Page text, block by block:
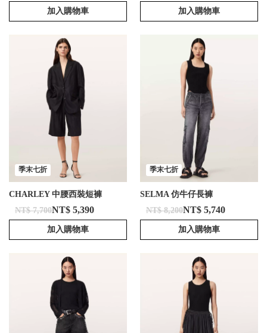
加入購物車 加入購物車
季末七折
CHARLEY 中腰西裝短褲
NT$ 7,700NT$ 5,390
加入購物車
季末七折
SELMA 仿牛仔長褲
NT$ 8,200NT$ 5,740
加入購物車